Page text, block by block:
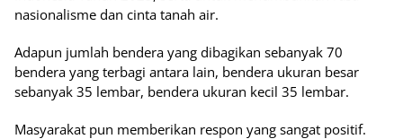
nasionalisme dan cinta tanah air.
Adapun jumlah bendera yang dibagikan sebanyak 70
bendera yang terbagi antara lain, bendera ukuran besar
sebanyak 35 lembar, bendera ukuran kecil 35 lembar.
Masyarakat pun memberikan respon yang sangat positif.